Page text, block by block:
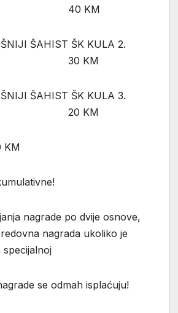
40 KM
ŠAHIST ŠK KULA 2.
30 KM
ŠAHIST ŠK KULA 3.
20 KM
KM
nagrade po dvije osnove,
nagrada ukoliko je
specijalnoj
se odmah isplaćuju!